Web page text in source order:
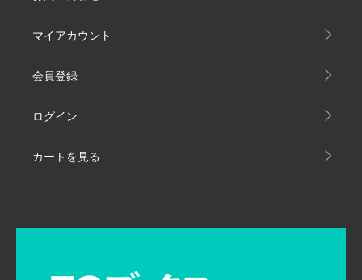
マイアカウント
会員登録
ログイン
カートを見る